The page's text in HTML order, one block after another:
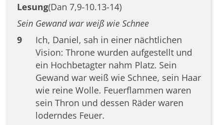
Lesung(Dan 7,9-10.13-14)
Sein Gewand war weiß wie Schnee
9
Ich, Daniel, sah in einer nächtlichen
Vision: Throne wurden aufgestellt und
ein Hochbetagter nahm Platz. Sein
Gewand war weiß wie Schnee, sein Haar
wie reine Wolle. Feuerflammen waren
sein Thron und dessen Räder waren
loderndes Feuer.